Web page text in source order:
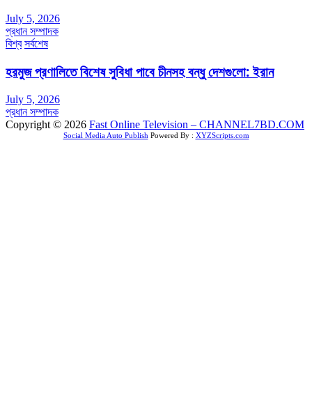
July 5, 2026
প্রধান সম্পাদক
বিশ্ব সর্বশেষ
হরমুজ প্রণালিতে বিশেষ সুবিধা পাবে চীনসহ বন্ধু দেশগুলো: ইরান
July 5, 2026
প্রধান সম্পাদক
Copyright © 2026 Fast Online Television – CHANNEL7BD.COM
Social Media Auto Publish Powered By : XYZScripts.com